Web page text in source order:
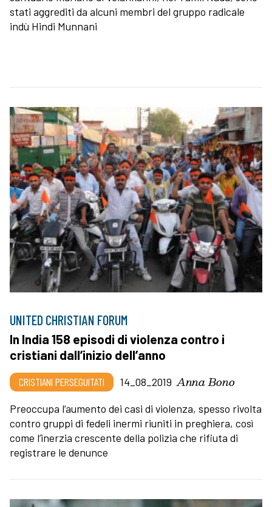
stati aggrediti da alcuni membri del gruppo radicale
indù Hindi Munnani
UNITED CHRISTIAN FORUM
In India 158 episodi di violenza contro i
cristiani dall’inizio dell’anno
CRISTIANI PERSEGUITATI 14_08_2019 Anna Bono
Preoccupa l’aumento dei casi di violenza, spesso rivolta
contro gruppi di fedeli inermi riuniti in preghiera, così
come l’inerzia crescente della polizia che rifiuta di
registrare le denunce